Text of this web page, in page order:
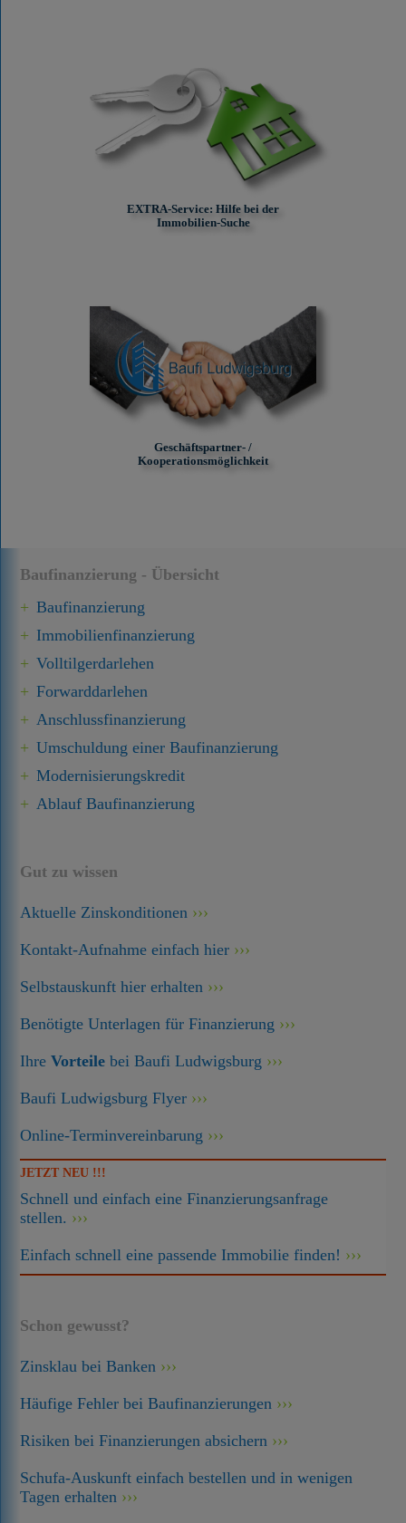
Baufinanzierung - Übersicht
Baufinanzierung
Immobilien­finanzierung
Volltilgerdarlehen
Forward­darlehen
Anschluss­finanzierung
Umschuldung einer Baufinanzierung
Modernisierungskredit
Ablauf Baufinanzierung
Gut zu wissen
Aktuelle Zinskonditionen
Kontakt-Aufnahme einfach hier
Selbstauskunft hier erhalten
Benötigte Unterlagen für Finanzierung
IhreVorteile bei Baufi Ludwigsburg
Baufi Ludwigsburg Flyer
Online-Terminvereinbarung
JETZT NEU !!!
Schnell und einfach eine Finanzierungsanfrage
stellen.
Einfach schnell eine passende Immobilie finden!
Schon gewusst?
Zinsklau bei Banken
Häufige Fehler bei Baufinanzierungen
Risiken bei Finanzierungen absichern
Schufa-Auskunft einfach bestellen und in wenigen
Tagen erhalten
EXTRA-Service: Hilfe bei der
Immobilien-Suche
Geschäftspartner- /
Kooperationsmöglichkeit